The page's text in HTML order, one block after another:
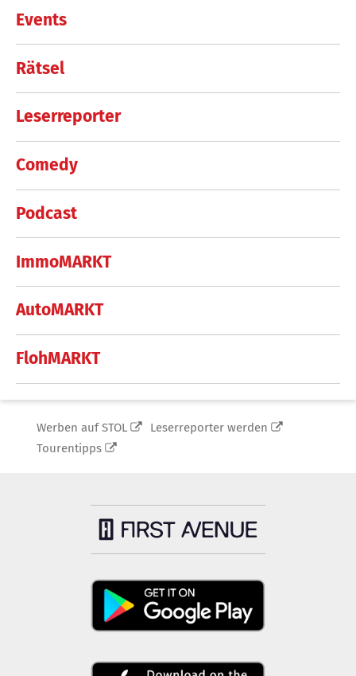
Events
Rätsel
Leserreporter
Comedy
Podcast
ImmoMARKT
AutoMARKT
FlohMARKT
Werben auf STOL
Leserreporter werden
Tourentipps